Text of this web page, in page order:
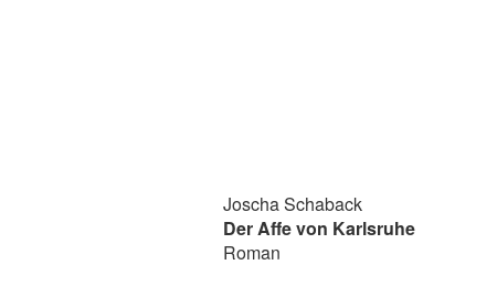
Joscha Schaback
Der Affe von Karlsruhe
Roman